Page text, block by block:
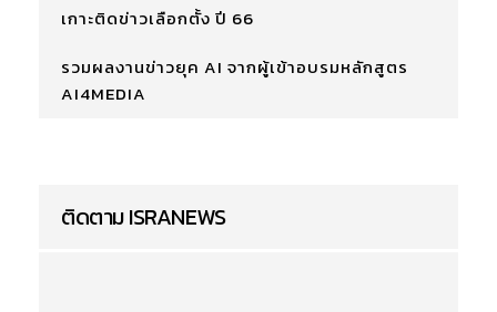
เกาะติดข่าวเลือกตั้ง ปี 66
รวมผลงานข่าวยุค AI จากผู้เข้าอบรมหลักสูตร
AI4MEDIA
ติดตาม ISRANEWS